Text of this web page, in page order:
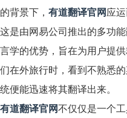
的背景下， 有道翻译官网应
这是由网易公司推出的多功
言学的优势，旨在为用户提
们在外旅行时，看到不熟悉
统便能迅速将其翻译出来。
有道翻译官网不仅仅是一个